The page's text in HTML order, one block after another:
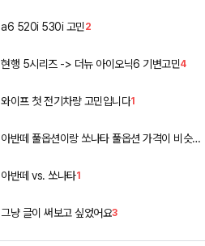
a6 520i 530i 고민 2
현행 5시리즈 -> 더뉴 아이오닉6 기변고민4
와이프 첫 전기차량 고민입니다1
아반떼 풀옵션이랑 쏘나타 풀옵션 가격이 비슷하네요
아반떼 vs. 쏘나타1
그냥 글이 써보고 싶었어요3